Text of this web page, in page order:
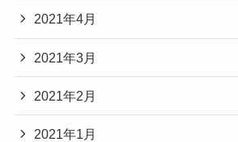
2021年4月
2021年3月
2021年2月
2021年1月